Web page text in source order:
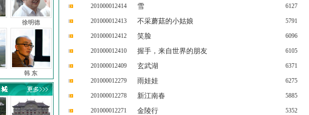
徐明德
韩 东
201000012414 雪 6127
201000012413 不采蘑菇的小姑娘 5791
201000012412 笑脸 6096
201000012410 握手，来自世界的朋友 6105
201000012409 玄武湖 6371
201000012279 雨娃娃 6275
201000012278 新江南春 5885
201000012271 金陵行 5352